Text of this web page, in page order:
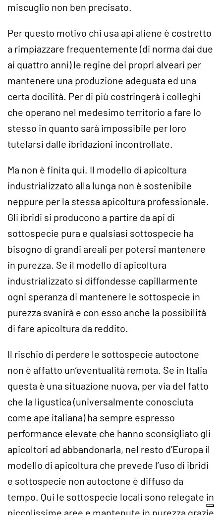
miscuglio non ben precisato.
Per questo motivo chi usa api aliene è costretto
a rimpiazzare frequentemente (di norma dai due
ai quattro anni) le regine dei propri alveari per
mantenere una produzione adeguata ed una
certa docilità. Per di più costringerà i colleghi
che operano nel medesimo territorio a fare lo
stesso in quanto sarà impossibile per loro
tutelarsi dalle ibridazioni incontrollate.
Ma non è finita qui. Il modello di apicoltura
industrializzato alla lunga non è sostenibile
neppure per la stessa apicoltura professionale.
Gli ibridi si producono a partire da api di
sottospecie pura e qualsiasi sottospecie ha
bisogno di grandi areali per potersi mantenere
in purezza. Se il modello di apicoltura
industrializzato si diffondesse capillarmente
ogni speranza di mantenere le sottospecie in
purezza svanirà e con esso anche la possibilità
di fare apicoltura da reddito.
Il rischio di perdere le sottospecie autoctone
non è affatto un’eventualità remota. Se in Italia
questa è una situazione nuova, per via del fatto
che la ligustica (universalmente conosciuta
come ape italiana) ha sempre espresso
performance elevate che hanno sconsigliato gli
apicoltori ad abbandonarla, nel resto d’Europa il
modello di apicoltura che prevede l’uso di ibridi
e sottospecie non autoctone è diffuso da
tempo. Qui le sottospecie locali sono relegate in
piccolissime aree e mantenute in purezza grazie